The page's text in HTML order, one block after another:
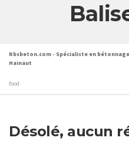
Rbsbeton.com - Spécialiste en
Hainaut
food
Désolé, aucun